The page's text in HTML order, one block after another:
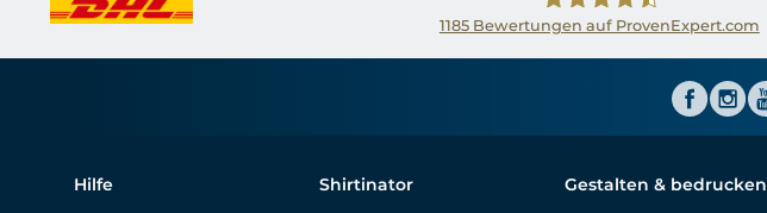
1185Bewertungen auf ProvenExpert.com
Hilfe
Shirtinator
Gestalten & bedrucken